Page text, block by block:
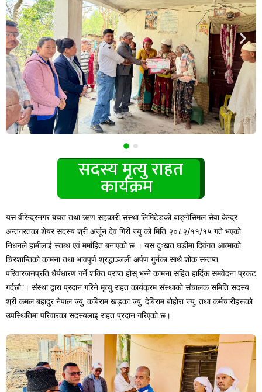
सदस्य मृत्यु राहत
कार्यक्रम
यस वीरेन्द्रनगर बचत तथा ऋण सहकारी संस्था लिमिटेडको बाङ्गेसिमल सेवा केन्द्र
अन्तगरतका शेयर सदस्य श्री अर्जून देव गिरी ज्यु को मिति २०८२/११/१५ गते भएको
निधनले हामीलाई स्तब्ध एवं मर्माहित बनाएको छ । यस दुःखत घडीमा दिवंगत आत्माको
चिरशान्तिको कामना तथा भावपूर्ण श्रद्धाञ्जली अर्पण गुर्नका साथै शोक सन्तप्त
परिवारजनप्रति धैर्यधारण गर्ने शक्ति प्राप्त होस् भन्ने कामना सहित हार्दिक समवेदना प्रकट
गर्दछौ“। संस्था द्वारा प्रदान गरिने मृत्यु राहत कार्यक्रम संस्थाको संचालक समिति सदस्य
श्री कमल बहादुर नेपाल ज्यु, कबिराम खड्का ज्यु, देबिराम बोहोरा ज्यु, तथा कर्मचारीहरूको
उपस्थितिमा परिवारका सदस्यलाइ राहत प्रदान गरिएको छ।